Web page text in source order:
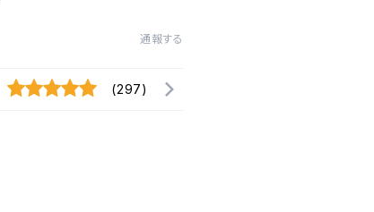
通報する
(297)